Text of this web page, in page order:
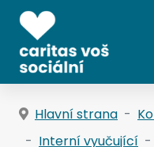
Hlavní strana
Interní vyučující